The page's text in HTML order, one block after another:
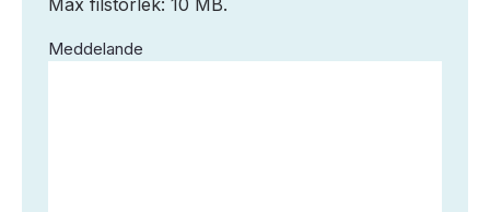
Max filstorlek: 10 MB.
Meddelande